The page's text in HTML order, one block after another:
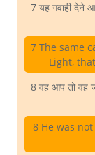
7 यह गवाही देने
7 The same
Light,
8 वह आप तो वह
8 He was